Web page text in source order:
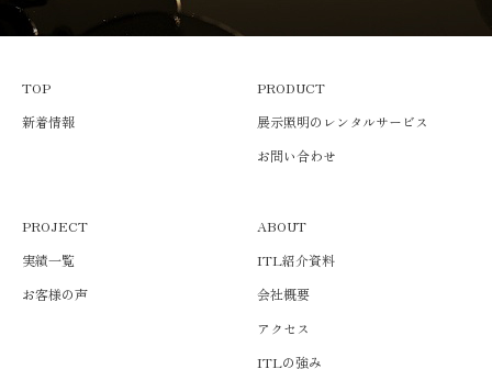
TOP
新着情報
PRODUCT
展示照明のレンタルサービス
お問い合わせ
PROJECT
実績一覧
お客様の声
ABOUT
ITL紹介資料
会社概要
アクセス
ITLの強み